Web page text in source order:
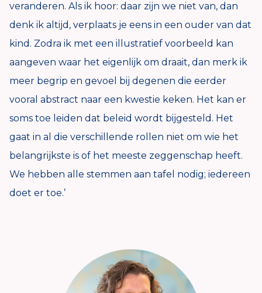
veranderen. Als ik hoor: daar zijn we niet van, dan
denk ik altijd, verplaats je eens in een ouder van dat
kind. Zodra ik met een illustratief voorbeeld kan
aangeven waar het eigenlijk om draait, dan merk ik
meer begrip en gevoel bij degenen die eerder
vooral abstract naar een kwestie keken. Het kan er
soms toe leiden dat beleid wordt bijgesteld. Het
gaat in al die verschillende rollen niet om wie het
belangrijkste is of het meeste zeggenschap heeft.
We hebben alle stemmen aan tafel nodig; iedereen
doet er toe.’